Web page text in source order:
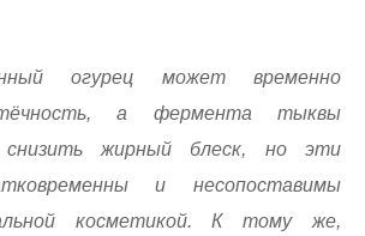
огурец может временно
а фермента тыквы
жирный блеск, но эти
и несопоставимы
косметикой. К тому же,